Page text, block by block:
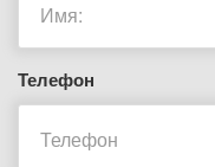
Телефон